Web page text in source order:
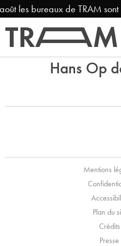
les bureaux de TRAM
Hans Op
Mentions
Plan du
Crédits
Presse